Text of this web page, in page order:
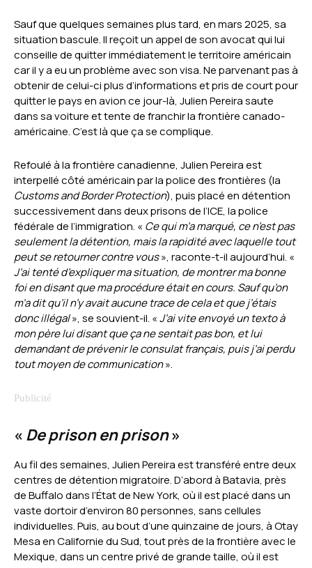
Sauf que quelques semaines plus tard, en mars 2025, sa
situation bascule. Il reçoit un appel de son avocat qui lui
conseille de quitter immédiatement le territoire américain
car il y a eu un problème avec son visa. Ne parvenant pas à
obtenir de celui-ci plus d’informations et pris de court pour
quitter le pays en avion ce jour-là, Julien Pereira saute
dans sa voiture et tente de franchir la frontière canado-
américaine. C’est là que ça se complique.
Refoulé à la frontière canadienne, Julien Pereira est
interpellé côté américain par la police des frontières (la
Customs and Border Protection), puis placé en détention
successivement dans deux prisons de l’ICE, la police
fédérale de l’immigration. « Ce qui m’a marqué, ce n’est pas
seulement la détention, mais la rapidité avec laquelle tout
peut se retourner contre vous», raconte-t-il aujourd’hui. «
J’ai tenté d’expliquer ma situation, de montrer ma bonne
foi en disant que ma procédure était en cours. Sauf qu’on
m’a dit qu’il n’y avait aucune trace de cela et que j’étais
donc illégal», se souvient-il. «J’ai vite envoyé un texto à
mon père lui disant que ça ne sentait pas bon, et lui
demandant de prévenir le consulat français, puis j’ai perdu
tout moyen de communication».
« De prison en prison»
Au fil des semaines, Julien Pereira est transféré entre deux
centres de détention migratoire. D’abord à Batavia, près
de Buffalo dans l’État de New York, où il est placé dans un
vaste dortoir d’environ 80 personnes, sans cellules
individuelles. Puis, au bout d’une quinzaine de jours, à Otay
Mesa en Californie du Sud, tout près de la frontière avec le
Mexique, dans un centre privé de grande taille, où il est